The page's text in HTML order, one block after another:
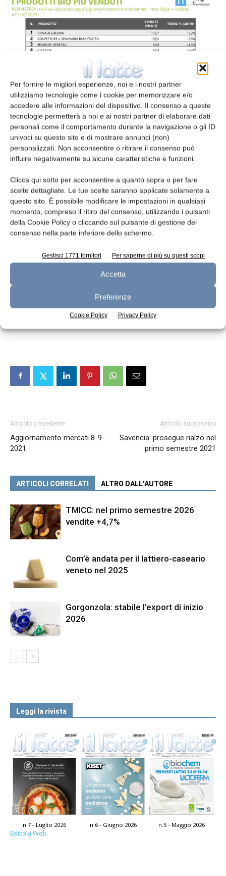
Per fornire le migliori esperienze, noi e i nostri partner
utilizziamo tecnologie come i cookie per memorizzare e/o
accedere alle informazioni del dispositivo. Il consenso a queste
tecnologie permetterà a noi e ai nostri partner di elaborare dati
personali come il comportamento durante la navigazione o gli ID
univoci su questo sito e di mostrare annunci (non)
personalizzati. Non acconsentire o ritirare il consenso può
influire negativamente su alcune caratteristiche e funzioni.
Clicca qui sotto per acconsentire a quanto sopra o per fare
scelte dettagliate. Le tue scelte saranno applicate solamente a
questo sito. È possibile modificare le impostazioni in qualsiasi
momento, compreso il ritiro del consenso, utilizzando i pulsanti
della Cookie Policy o cliccando sul pulsante di gestione del
consenso nella parte inferiore dello schermo.
Gestisci 1771 fornitori Per saperne di più su questi scopi
Accetta
Preferenze
Cookie Policy Privacy Policy
Più che positiva la performance dell’export bio
del nostro Paese: nel 2021 le vendite di
mercati internazionali ammontano a 2,9
miliardi di euro (+11% anno su anno), in linea
con il trend dall’export agroalimentare nel suo
complesso (+10% nei primi sei mesi del 2021).
Circa 6% sull’export agroalimentare italiano
all’estero: questi i numeri dell’export bio che
valgono all’Italia il secondo posto di exporter
bio, dietro gli USA.
Articolo precedente
Aggiornamento mercati 8-9-
2021
Articolo successivo
Savencia: prosegue rialzo nel
primo semestre 2021
ARTICOLI CORRELATI ALTRO DALL'AUTORE
TMICC: nel primo semestre 2026
vendite +4,7%
Com’è andata per il lattiero-caseario
veneto nel 2025
Gorgonzola: stabile l’export di inizio
2026
Leggi la rivista
n.7 - Luglio 2026 n.6 - Giugno 2026 n.5 - Maggio 2026
Edicola Web